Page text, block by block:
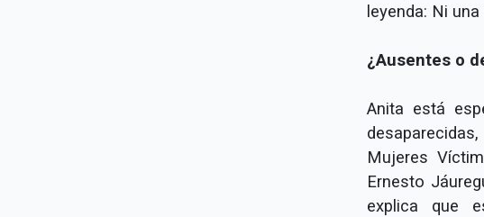
leyenda: Ni
¿Ausentes o
Anita está
Mujeres
Ernesto
explica que